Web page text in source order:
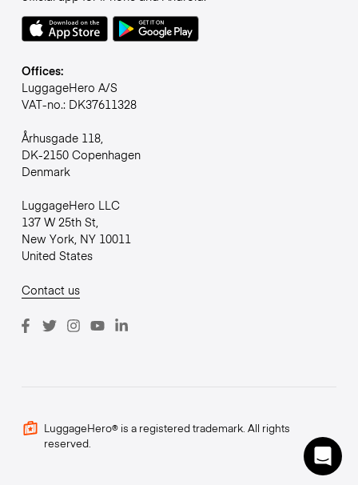
Offices:
LuggageHero A/S
VAT-no.: DK37611328
Århusgade 118,
DK-2150 Copenhagen
Denmark
LuggageHero LLC
137 W 25th St,
New York, NY 10011
United States
Contact us
LuggageHero® is a registered trademark. All rights
reserved.